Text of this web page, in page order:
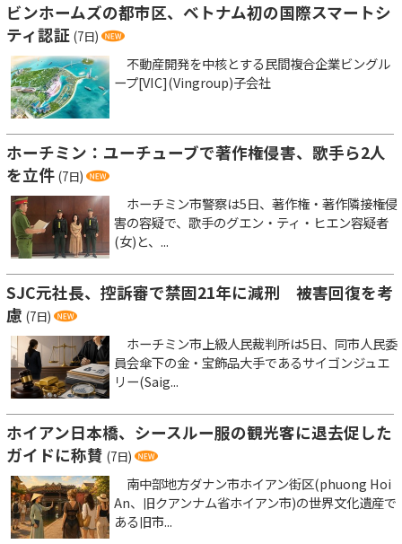
ビンホームズの都市区、ベトナム初の国際スマートシ
ティ認証 (7日)
不動産開発を中核とする民間複合企業ビングル
ープ[VIC](Vingroup)子会社
ホーチミン：ユーチューブで著作権侵害、歌手ら2人
を立件 (7日)
ホーチミン市警察は5日、著作権・著作隣接権侵
害の容疑で、歌手のグエン・ティ・ヒエン容疑者
(女)と、...
SJC元社長、控訴審で禁固21年に減刑 被害回復を考
慮 (7日)
ホーチミン市上級人民裁判所は5日、同市人民委
員会傘下の金・宝飾品大手であるサイゴンジュエ
リー(Saig...
ホイアン日本橋、シースルー服の観光客に退去促した
ガイドに称賛 (7日)
南中部地方ダナン市ホイアン街区(phuong Hoi
An、旧クアンナム省ホイアン市)の世界文化遺産で
ある旧市...